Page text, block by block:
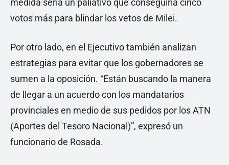
medida sería un paliativo que conseguiría cinco
votos más para blindar los vetos de Milei.
Por otro lado, en el Ejecutivo también analizan
estrategias para evitar que los gobernadores se
sumen a la oposición. “Están buscando la manera
de llegar a un acuerdo con los mandatarios
provinciales en medio de sus pedidos por los ATN
(Aportes del Tesoro Nacional)”, expresó un
funcionario de Rosada.